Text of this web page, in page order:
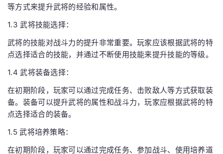
等方式来提升武将的经验和属性。
1.3 武将技能选择：
武将的技能对战斗力的提升非常重要。玩家应该根据武将的特
点选择适合的技能，并通过不断使用技能来提升技能的等级。
1.4 武将装备选择：
在初期阶段，玩家可以通过完成任务、击败敌人等方式获取装
备。装备可以提升武将的属性和战斗力，玩家应根据武将的特
点选择适合的装备。
1.5 武将培养策略：
在初期阶段，玩家可以通过完成任务、参加战斗、使用培养道